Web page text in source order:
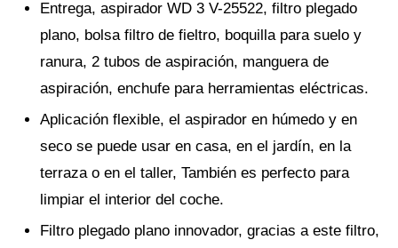
Entrega, aspirador WD 3 V-25522, filtro plegado
plano, bolsa filtro de fieltro, boquilla para suelo y
ranura, 2 tubos de aspiración, manguera de
aspiración, enchufe para herramientas eléctricas.
Aplicación flexible, el aspirador en húmedo y en
seco se puede usar en casa, en el jardín, en la
terraza o en el taller, También es perfecto para
limpiar el interior del coche.
Filtro plegado plano innovador, gracias a este filtro,